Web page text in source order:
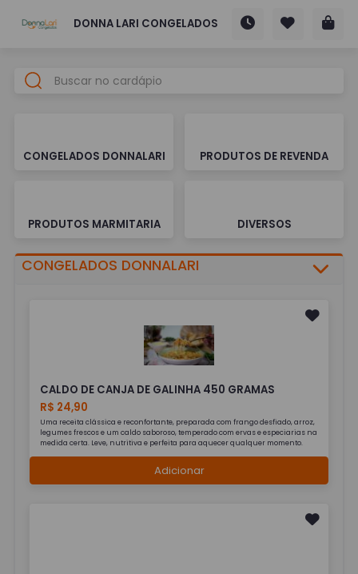
DONNA LARI CONGELADOS
CONGELADOS DONNALARI PRODUTOS DE REVENDA
PRODUTOS MARMITARIA DIVERSOS
CONGELADOS DONNALARI
CALDO DE CANJA DE GALINHA 450 GRAMAS
R$ 24,90
Uma receita clássica e reconfortante, preparada com frango desfiado, arroz,
legumes frescos e um caldo saboroso, temperado com ervas e especiarias na
medida certa. Leve, nutritiva e perfeita para aquecer qualquer momento.
Adicionar